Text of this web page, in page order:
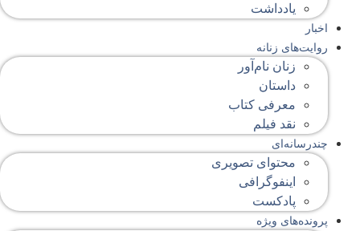
یادداشت
اخبار
روایت‌های زنانه
زنان نام‌آور
داستان
معرفی کتاب
نقد فیلم
چندرسانه‌ای
محتوای تصویری
اینفوگرافی
پادکست
پرونده‌های ویژه